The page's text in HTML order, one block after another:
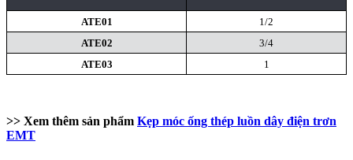
ATE01
1/2
ATE02
3/4
ATE03
1
>> Xem thêm sản phẩm Kẹp móc ống thép luồn dây điện trơn
EMT